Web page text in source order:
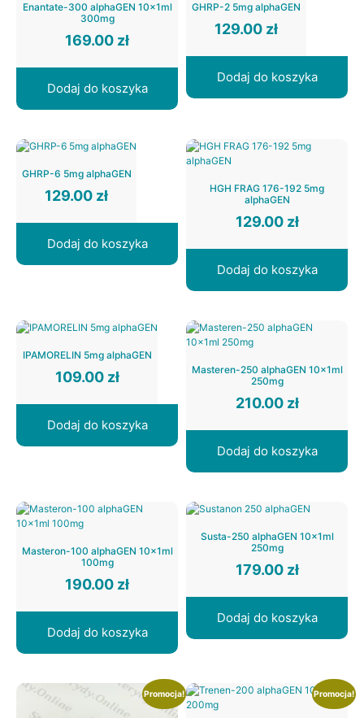
Enantate-300 alphaGEN 10x1ml
300mg
169.00 zł
Dodaj do koszyka
GHRP-2 5mg alphaGEN
129.00 zł
Dodaj do koszyka
GHRP-6 5mg alphaGEN
129.00 zł
Dodaj do koszyka
HGH FRAG 176-192 5mg
alphaGEN
129.00 zł
Dodaj do koszyka
IPAMORELIN 5mg alphaGEN
109.00 zł
Dodaj do koszyka
Masteren-250 alphaGEN 10x1ml
250mg
210.00 zł
Dodaj do koszyka
Masteron-100 alphaGEN 10x1ml
100mg
190.00 zł
Dodaj do koszyka
Susta-250 alphaGEN 10x1ml
250mg
179.00 zł
Dodaj do koszyka
Promocja! Promocja!